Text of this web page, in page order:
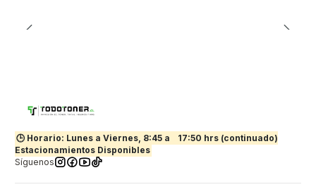
🕒 Horario: Lunes a Viernes, 8:45 a
17:50 hrs (continuado)
Estacionamientos Disponibles
Síguenos